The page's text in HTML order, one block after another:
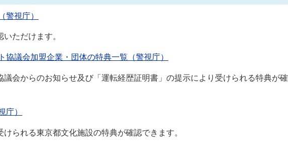
警視庁）
ただけます。
協議会加盟企業・団体の特典一覧（警視庁）
会からのお知らせ及び「運転経歴証明書」の提示により受けられる特典が確
庁）
けられる東京都文化施設の特典が確認できます。